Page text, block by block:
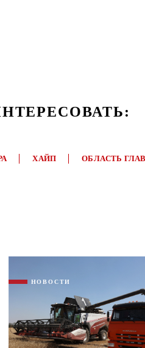
ХАЙП ОБЛАСТЬ
НОВОСТИ
Я согласен с
Я согласен с